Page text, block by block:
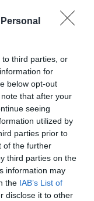
third parties, or
for
below opt-out
that after your
seeing
utilized by
parties prior to
of the further
third parties on the
information may
the IAB’s List of
disclose it to other
és azok csak
előírások
által
igazoló
nem
kiállított